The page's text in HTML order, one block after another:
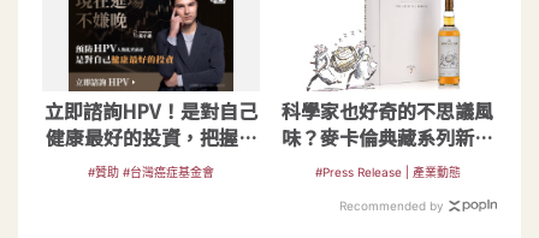
立即諮詢HPV！是對自己
健康最好的投資，把握現
在不嫌晚！
#贊助 #台灣癌症基金會
科學家也好奇的不思議風
味？麥卡倫典藏系列新作
初登場
#Press Release | 產業動態
Recommended by